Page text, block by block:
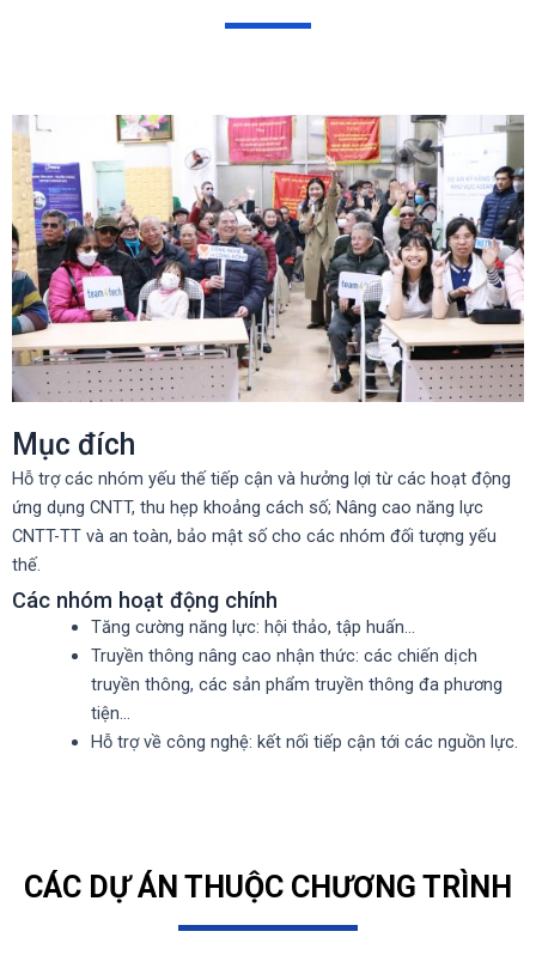
Mục đích
Hỗ trợ các nhóm yếu thế tiếp cận và hưởng lợi từ các hoạt động
ứng dụng CNTT, thu hẹp khoảng cách số; Nâng cao năng lực
CNTT-TT và an toàn, bảo mật số cho các nhóm đối tượng yếu
thế.
Các nhóm hoạt động chính
Tăng cường năng lực: hội thảo, tập huấn…
Truyền thông nâng cao nhận thức: các chiến dịch
truyền thông, các sản phẩm truyền thông đa phương
tiện…
Hỗ trợ về công nghệ: kết nối tiếp cận tới các nguồn lực.
CÁC DỰ ÁN THUỘC CHƯƠNG TRÌNH